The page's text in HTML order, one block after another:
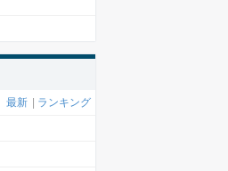
最新 ランキング